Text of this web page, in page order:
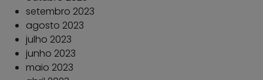
setembro 2023
agosto 2023
julho 2023
junho 2023
maio 2023